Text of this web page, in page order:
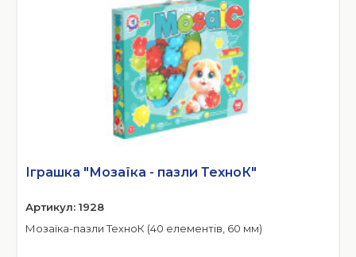
Іграшка "Мозаїка - пазли ТехноК"
Артикул: 1928
Мозаїка-пазли ТехноК (40 елементів, 60 мм)